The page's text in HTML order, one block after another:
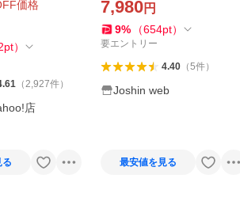
ト 給電式
イト スポッ
価格
pt）
（2,927件）
店
る
S60VE 返品種別A
7,980円
9% （654pt）
要エントリー
4.40（5件）
Joshin web
最安値を見る